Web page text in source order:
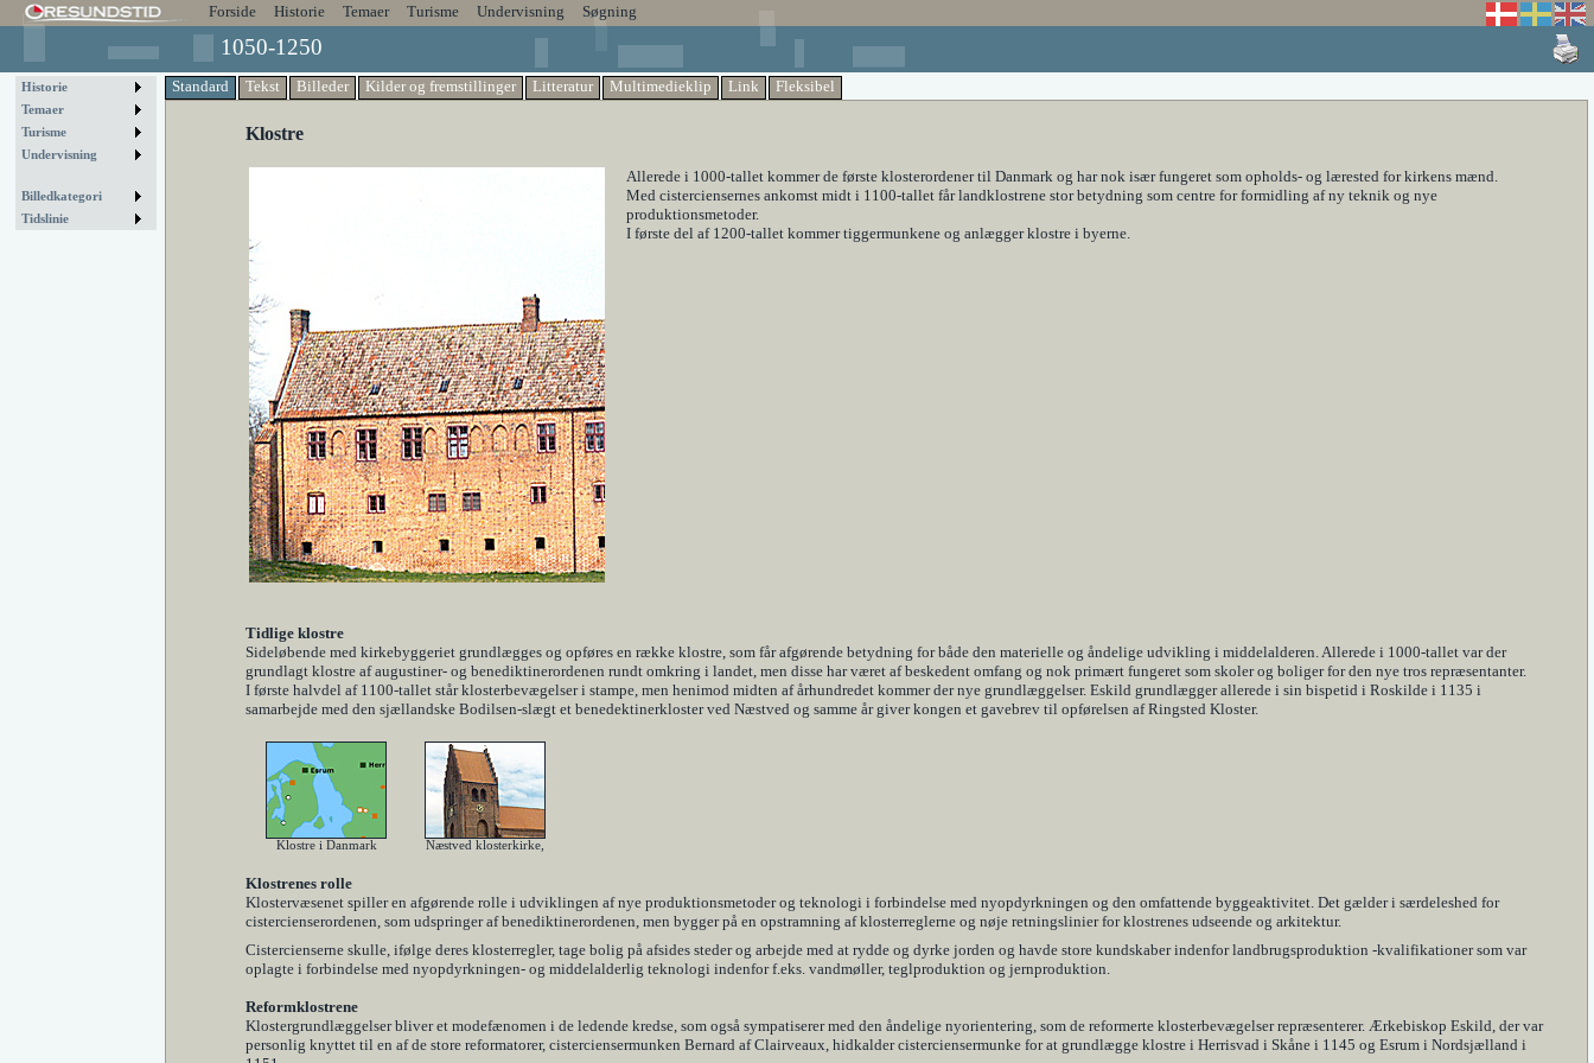
Forside Historie Temaer Turisme Undervisning Søgning
1050-1250
Historie
Temaer
Turisme
Undervisning
Billedkategori
Tidslinie
Standard Tekst Billeder Kilder og fremstillinger Litteratur Multimedieklip Link Fleksibel
Klostre
Allerede i 1000-tallet kommer de første klosterordener til Danmark og har nok især fungeret som opholds- og lærested for kirkens mænd.
Med cisterciensernes ankomst midt i 1100-tallet får landklostrene stor betydning som centre for formidling af ny teknik og nye
produktionsmetoder.
I første del af 1200-tallet kommer tiggermunkene og anlægger klostre i byerne.
Tidlige klostre
Sideløbende med kirkebyggeriet grundlægges og opføres en række klostre, som får afgørende betydning for både den materielle og åndelige udvikling i middelalderen. Allerede i 1000-tallet var der
grundlagt klostre af augustiner- og benediktinerordenen rundt omkring i landet, men disse har været af beskedent omfang og nok primært fungeret som skoler og boliger for den nye tros repræsentanter.
I første halvdel af 1100-tallet står klosterbevægelser i stampe, men henimod midten af århundredet kommer der nye grundlæggelser. Eskild grundlægger allerede i sin bispetid i Roskilde i 1135 i
samarbejde med den sjællandske Bodilsen-slægt et benedektinerkloster ved Næstved og samme år giver kongen et gavebrev til opførelsen af Ringsted Kloster.
Klostre i Danmark Næstved klosterkirke,
Klostrenes rolle
Klostervæsenet spiller en afgørende rolle i udviklingen af nye produktionsmetoder og teknologi i forbindelse med nyopdyrkningen og den omfattende byggeaktivitet. Det gælder i særdeleshed for
cistercienserordenen, som udspringer af benediktinerordenen, men bygger på en opstramning af klosterreglerne og nøje retningslinier for klostrenes udseende og arkitektur.
Cistercienserne skulle, ifølge deres klosterregler, tage bolig på afsides steder og arbejde med at rydde og dyrke jorden og havde store kundskaber indenfor landbrugsproduktion -kvalifikationer som var
oplagte i forbindelse med nyopdyrkningen- og middelalderlig teknologi indenfor f.eks. vandmøller, teglproduktion og jernproduktion.
Reformklostrene
Klostergrundlæggelser bliver et modefænomen i de ledende kredse, som også sympatiserer med den åndelige nyorientering, som de reformerte klosterbevægelser repræsenterer. Ærkebiskop Eskild, der var
personlig knyttet til en af de store reformatorer, cisterciensermunken Bernard af Clairveaux, hidkalder cisterciensermunke for at grundlægge klostre i Herrisvad i Skåne i 1145 og Esrum i Nordsjælland i